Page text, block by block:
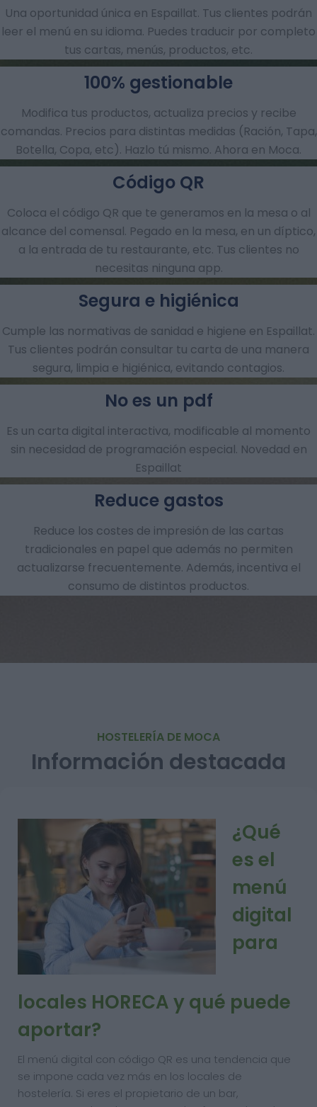
Una oportunidad única en Espaillat. Tus clientes podrán
leer el menú en su idioma. Puedes traducir por completo
tus cartas, menús, productos, etc.
Modifica tus productos, actualiza precios y recibe
comandas.​ Precios para distintas medidas (Ración, Tapa,
Botella, Copa, etc). Hazlo tú mismo. Ahora en Moca.
100% gestionable
Coloca el código QR que te generamos en la mesa o al
alcance del comensal. Pegado en la mesa, en un díptico,
a la entrada de tu restaurante, etc. Tus clientes no
necesitas ninguna app.
Código QR
Cumple las normativas de sanidad e higiene en Espaillat.
Tus clientes podrán consultar tu carta de una manera
segura, limpia e higiénica, evitando contagios.
Segura e higiénica
Es un carta digital interactiva, modificable al momento
sin necesidad de programación especial. Novedad en
Espaillat
No es un pdf
Reduce los costes de impresión de las cartas
tradicionales en papel que además no permiten
actualizarse frecuentemente. Además, incentiva el
consumo de distintos productos.
Reduce gastos
HOSTELERÍA DE MOCA
Información destacada
¿Qué
es el
menú
digital
para
locales HORECA y qué puede
aportar?
El menú digital con código QR es una tendencia que
se impone cada vez más en los locales de
hostelería. Si eres el propietario de un bar,